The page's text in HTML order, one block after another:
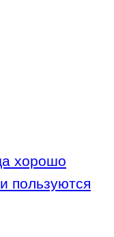
хорошо
пользуются